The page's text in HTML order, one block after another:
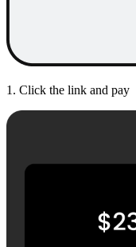
1. Click the link and pay